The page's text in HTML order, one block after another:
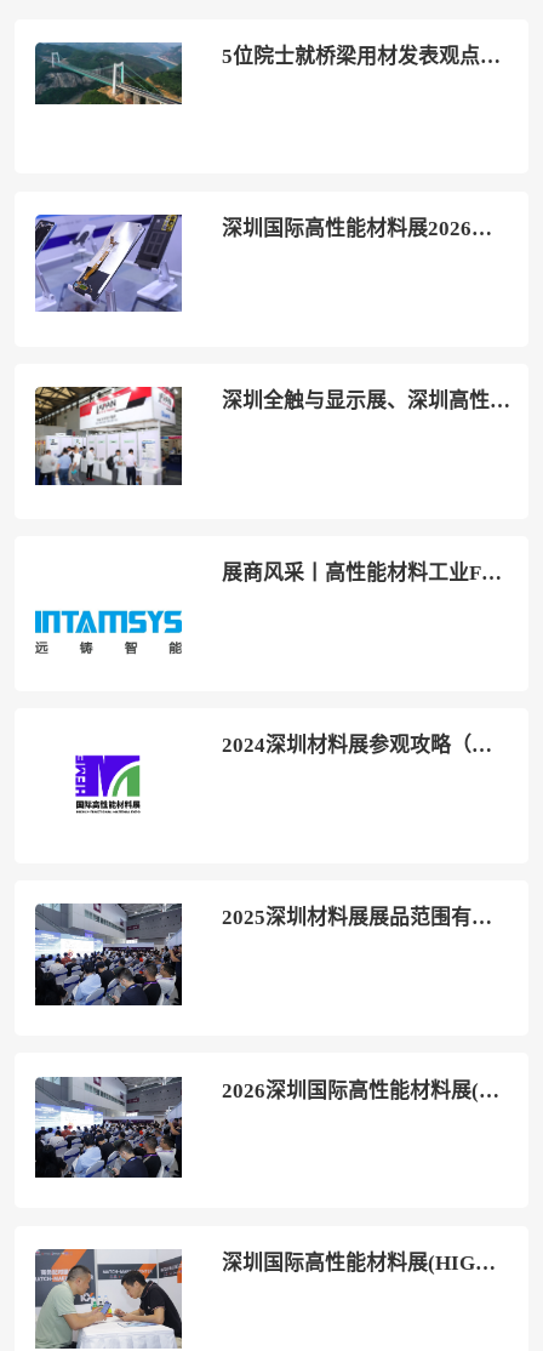
5位院士就桥梁用材发表观点｜高性能材料助力桥梁建设高质量发展
深圳国际高性能材料展2026有哪些参展商？参展商名单大全
深圳全触与显示展、深圳高性能材料展、深圳薄膜与胶带展2024时间地点、展位图、摊位费用、展品范围、展位预定
展商风采丨高性能材料工业FDM 3D打印解决方案厂家远铸智能出展SAMPE
2024深圳材料展参观攻略（时间+地点+门票预约+交通）
2025深圳材料展展品范围有哪些？
2026深圳国际高性能材料展(HIGHLY-FUNCTIONAL MATERIAL EXPO)展位价格与展位申请
深圳国际高性能材料展(HIGHLY-FUNCTIONAL MATERIAL EXPO)2026观展指南:时间地点/门票